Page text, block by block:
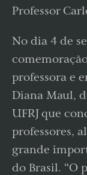
Professor
No dia 4 de
professora e
Diana Maul,
UFRJ que
professores,
grande
do Brasil. “O